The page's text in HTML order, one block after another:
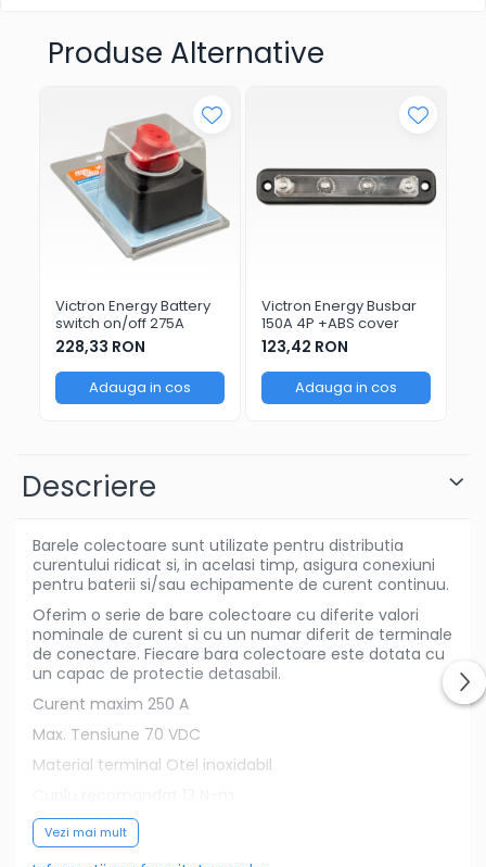
Produse Alternative
Victron Energy Battery
switch on/off 275A
228,33 RON
Adauga in cos
Victron Energy Busbar
150A 4P +ABS cover
123,42 RON
Adauga in cos
Descriere
Barele colectoare sunt utilizate pentru distributia
curentului ridicat si, in acelasi timp, asigura conexiuni
pentru baterii si/sau echipamente de curent continuu.
Oferim o serie de bare colectoare cu diferite valori
nominale de curent si cu un numar diferit de terminale
de conectare. Fiecare bara colectoare este dotata cu
un capac de protectie detasabil.
Curent maxim 250 A
Max. Tensiune 70 VDC
Material terminal Otel inoxidabil
Greutate 0,43 kg
Vezi mai mult